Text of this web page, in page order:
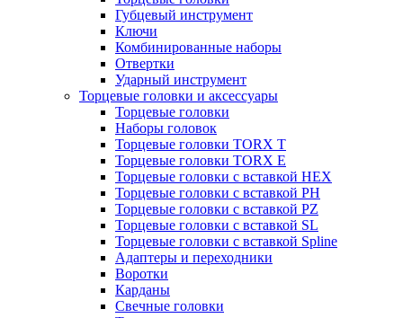
Губцевый инструмент
Ключи
Комбинированные наборы
Отвертки
Ударный инструмент
Торцевые головки и аксессуары
Торцевые головки
Наборы головок
Торцевые головки TORX T
Торцевые головки TORX Е
Торцевые головки с вставкой HEX
Торцевые головки с вставкой PH
Торцевые головки с вставкой PZ
Торцевые головки с вставкой SL
Торцевые головки с вставкой Spline
Адаптеры и переходники
Воротки
Карданы
Свечные головки